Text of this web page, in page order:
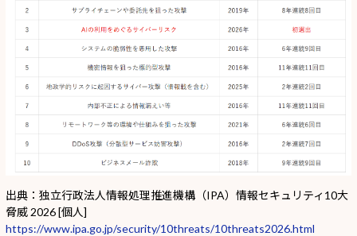
出典：独立行政法人情報処理推進機構（IPA）情報セキュリティ10大
脅威 2026 [個人]
https://www.ipa.go.jp/security/10threats/10threats2026.html